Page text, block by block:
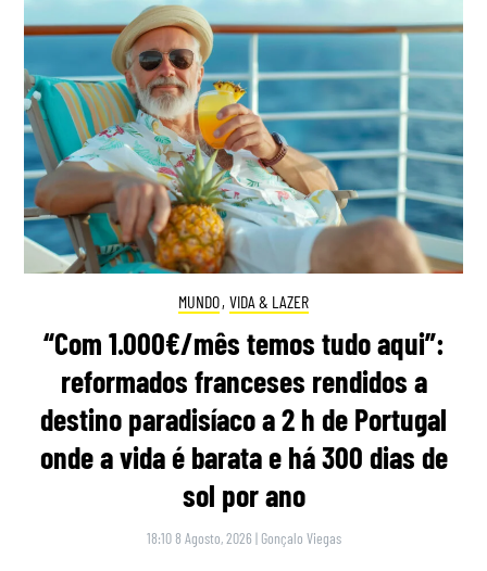
MUNDO, VIDA & LAZER
“Com 1.000€/mês temos tudo aqui”:
reformados franceses rendidos a
destino paradisíaco a 2 h de Portugal
onde a vida é barata e há 300 dias de
sol por ano
18:10 8 Agosto, 2026 | Gonçalo Viegas